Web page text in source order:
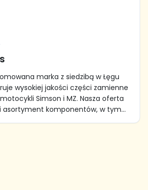
marka z siedzibą w Łęgu
wysokiej jakości części zamienne
Simson i MZ. Nasza oferta
asortyment komponentów, w tym...